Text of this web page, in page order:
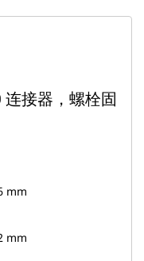
连接器，螺栓固
mm
mm